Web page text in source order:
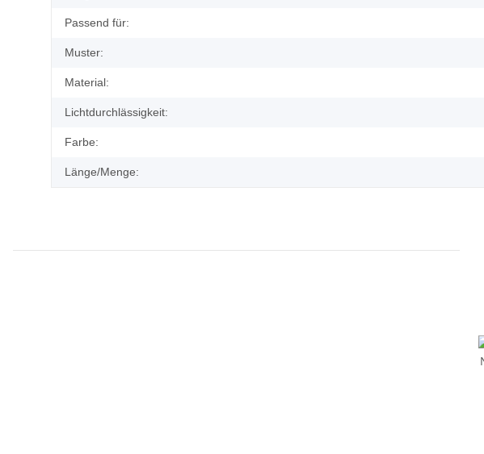
Passend für:
Muster:
Material:
Lichtdurchlässigkeit:
Farbe:
Länge/Menge: